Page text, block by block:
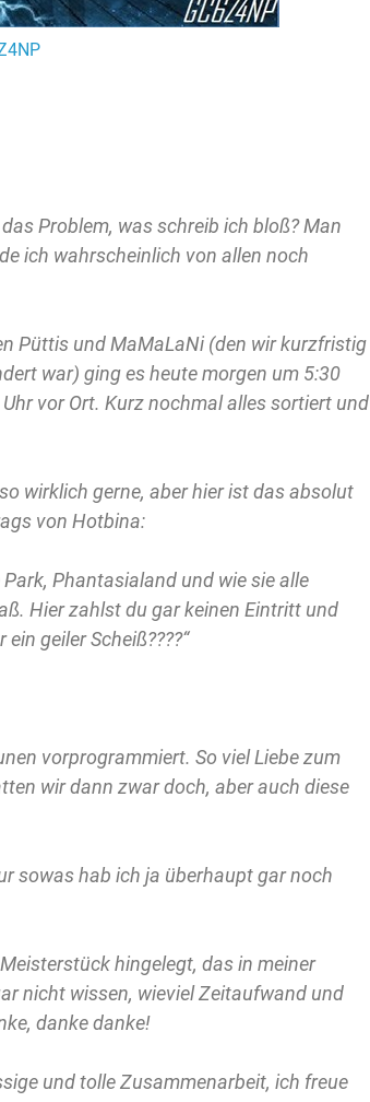
Problem, was schreib ich bloß? Man
ich wahrscheinlich von allen noch
Püttis und MaMaLaNi (den wir kurzfristig
war) ging es heute morgen um 5:30
vor Ort. Kurz nochmal alles sortiert und
wirklich gerne, aber hier ist das absolut
von Hotbina:
Phantasialand und wie sie alle
Hier zahlst du gar keinen Eintritt und
geiler Scheiß????“
vorprogrammiert. So viel Liebe zum
wir dann zwar doch, aber auch diese
sowas hab ich ja überhaupt gar noch
hingelegt, das in meiner
nicht wissen, wieviel Zeitaufwand und
danke danke!
und tolle Zusammenarbeit, ich freue